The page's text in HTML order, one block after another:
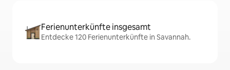
Ferienunterkünfte insgesamt
Entdecke 120 Ferienunterkünfte in Savannah.